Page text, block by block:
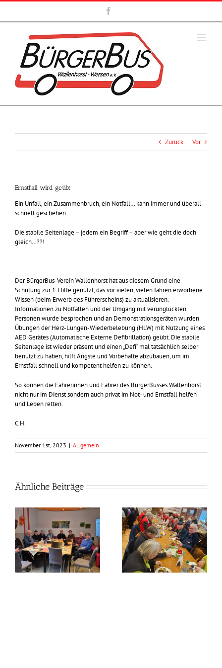
Zum
springen
Zurück Vor
Ernstfall wird geübt
Ein Unfall, ein Zusammenbruch, ein Notfall… kann immer und überall
schnell geschehen.
Die stabile Seitenlage – jedem ein Begriff – aber wie geht die doch
gleich…??!
Der BürgerBus-Verein Wallenhorst hat aus diesem Grund eine
Schulung zur 1. Hilfe genutzt, das vor vielen, vielen Jahren erworbene
Wissen (beim Erwerb des Führerscheins) zu aktualisieren.
Informationen zu Notfällen und der Umgang mit verunglückten
Personen wurde besprochen und an Demonstrationsgeräten wurden
Übungen der Herz-Lungen-Wiederbelebung (HLW) mit Nutzung eines
AED Gerätes (Automatische Externe Defibrillation) geübt. Die stabile
Seitenlage ist wieder präsent und einen „Defi“ mal tatsächlich selber
benutzt zu haben, hilft Ängste und Vorbehalte abzubauen, um im
Ernstfall schnell und kompetent helfen zu können.
So können die Fahrerinnen und Fahrer des BürgerBusses Wallenhorst
nicht nur im Dienst sondern auch privat im Not- und Ernstfall helfen
und Leben retten.
C.H.
November 1st, 2023 | Allgemein
Ähnliche Beiträge
Frühlingszeit –
Grünkohlzeit?